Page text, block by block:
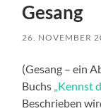
Gesang
26. NOVEMBER
(Gesang – ein
Buchs „Kennst
Beschrieben